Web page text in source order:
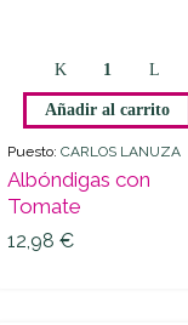
Albóndigas
Tomate
Añadir al carrito
12,98€
Puesto:CARLOS LANUZA
Albóndigas con
Tomate
12,98€